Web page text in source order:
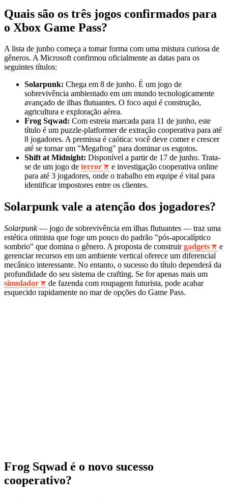
Quais são os três jogos confirmados para
o Xbox Game Pass?
A lista de junho começa a tomar forma com uma mistura curiosa de
gêneros. A Microsoft confirmou oficialmente as datas para os
seguintes títulos:
Solarpunk: Chega em 8 de junho. É um jogo de
sobrevivência ambientado em um mundo tecnologicamente
avançado de ilhas flutuantes. O foco aqui é construção,
agricultura e exploração aérea.
Frog Sqwad: Com estreia marcada para 11 de junho, este
título é um puzzle-platformer de extração cooperativa para até
8 jogadores. A premissa é caótica: você deve comer e crescer
até se tornar um "Megafrog" para dominar os esgotos.
Shift at Midnight: Disponível a partir de 17 de junho. Trata-
se de um jogo de terror
e investigação cooperativa online
para até 3 jogadores, onde o trabalho em equipe é vital para
identificar impostores entre os clientes.
Solarpunk vale a atenção dos jogadores?
Solarpunk— jogo de sobrevivência em ilhas flutuantes — traz uma
estética otimista que foge um pouco do padrão "pós-apocalíptico
sombrio" que domina o gênero. A proposta de construirgadgets
e
gerenciar recursos em um ambiente vertical oferece um diferencial
mecânico interessante. No entanto, o sucesso do título dependerá da
profundidade do seu sistema de crafting. Se for apenas mais um
simulador
de fazenda com roupagem futurista, pode acabar
esquecido rapidamente no mar de opções do Game Pass.
Frog Sqwad é o novo sucesso
cooperativo?